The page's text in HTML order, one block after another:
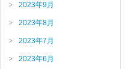
2023年9月
2023年8月
2023年7月
2023年6月